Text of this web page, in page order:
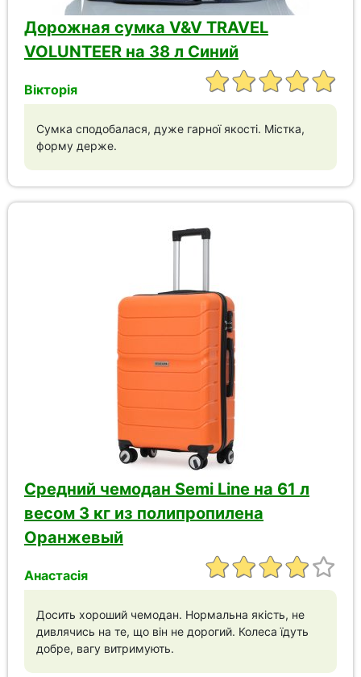
Дорожная сумка V&V TRAVEL
VOLUNTEER на 38 л Синий
Вікторія
Сумка сподобалася, дуже гарної якості. Містка,
форму держе.
Средний чемодан Semi Line на 61 л
весом 3 кг из полипропилена
Оранжевый
Анастасія
Досить хороший чемодан. Нормальна якість, не
дивлячись на те, що він не дорогий. Колеса їдуть
добре, вагу витримують.